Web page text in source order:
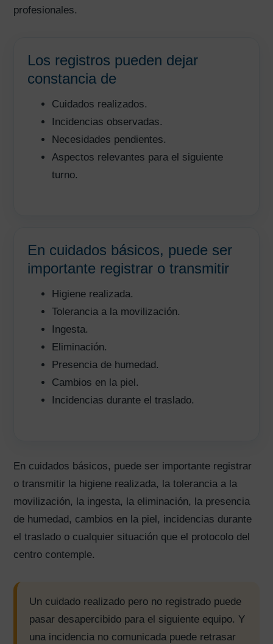
profesionales.
Los registros pueden dejar
constancia de
Cuidados realizados.
Incidencias observadas.
Necesidades pendientes.
Aspectos relevantes para el siguiente
turno.
En cuidados básicos, puede ser
importante registrar o transmitir
Higiene realizada.
Tolerancia a la movilización.
Ingesta.
Eliminación.
Presencia de humedad.
Cambios en la piel.
Incidencias durante el traslado.
En cuidados básicos, puede ser importante registrar
o transmitir la higiene realizada, la tolerancia a la
movilización, la ingesta, la eliminación, la presencia
de humedad, cambios en la piel, incidencias durante
el traslado o cualquier situación que el protocolo del
centro contemple.
Un cuidado realizado pero no registrado puede
pasar desapercibido para el siguiente equipo. Y
una incidencia no comunicada puede retrasar